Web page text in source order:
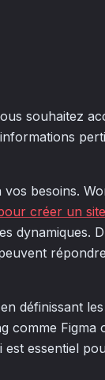
souhaitez
besoins.
créer un
dynamiques.
définissant les
comme Figma
est essentiel